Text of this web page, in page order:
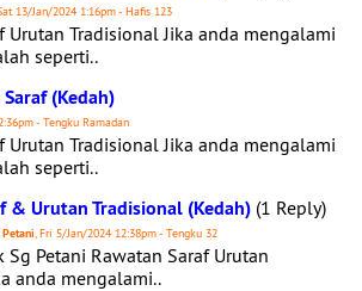
13/Jan/2024 1:16pm - Hafis 123
Urutan Tradisional Jika anda mengalami
seperti..
(Kedah)
- Tengku Ramadan
Urutan Tradisional Jika anda mengalami
seperti..
& Urutan Tradisional (Kedah) (1 Reply)
Petani, Fri 5/Jan/2024 12:38pm - Tengku 32
Sg Petani Rawatan Saraf Urutan
anda mengalami..